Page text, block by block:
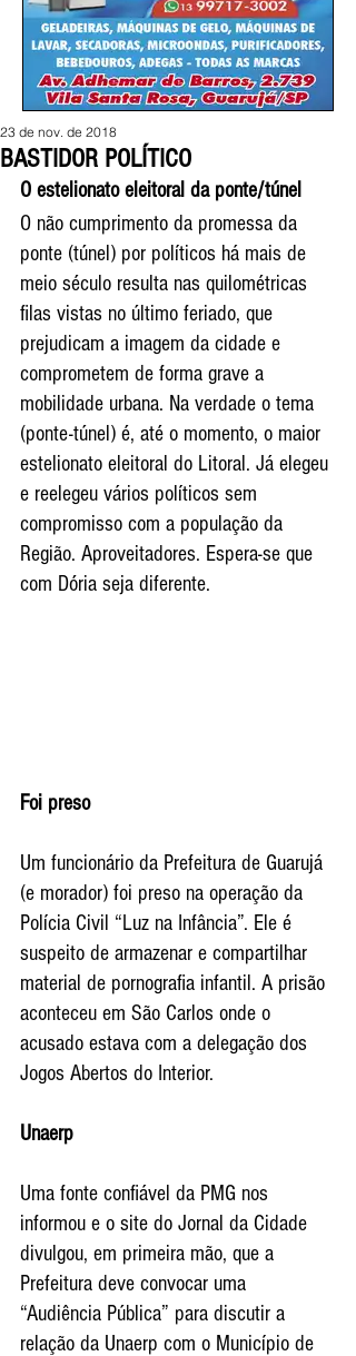
BASTIDOR POLÍTICO
23 de nov. de 2018
O estelionato eleitoral da ponte/túnel
O não cumprimento da promessa da
ponte (túnel) por políticos há mais de
meio século resulta nas quilométricas
filas vistas no último feriado, que
prejudicam a imagem da cidade e
comprometem de forma grave a
mobilidade urbana. Na verdade o tema
(ponte-túnel) é, até o momento, o maior
estelionato eleitoral do Litoral. Já elegeu
e reelegeu vários políticos sem
compromisso com a população da
Região. Aproveitadores. Espera-se que
com Dória seja diferente.
Foi preso
Um funcionário da Prefeitura de Guarujá
(e morador) foi preso na operação da
Polícia Civil “Luz na Infância”. Ele é
suspeito de armazenar e compartilhar
material de pornografia infantil. A prisão
aconteceu em São Carlos onde o
acusado estava com a delegação dos
Jogos Abertos do Interior.
Unaerp
Uma fonte confiável da PMG nos
informou e o site do Jornal da Cidade
divulgou, em primeira mão, que a
Prefeitura deve convocar uma
“Audiência Pública” para discutir a
relação da Unaerp com o Município de